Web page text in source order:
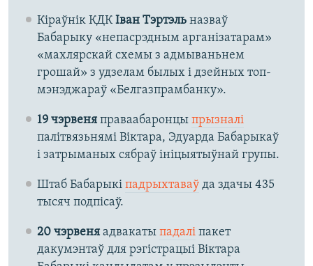
Кіраўнік КДКІван Тэртэль назваў
Бабарыку «непасрэдным арганізатарам»
«махлярскай схемы з адмываньнем
грошай» з удзелам былых і дзейных топ-
мэнэджараў «Белгазпрамбанку».
19 чэрвеня праваабаронцы прызналі
палітвязьнямі Віктара, Эдуарда Бабарыкаў
і затрыманых сябраў ініцыятыўнай групы.
Штаб Бабарыкі падрыхтаваўда здачы 435
тысяч подпісаў.
20 чэрвеняадвакаты падаліпакет
дакумэнтаў для рэгістрацыі Віктара